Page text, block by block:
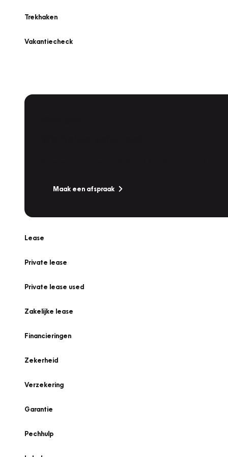
Trekhaken
Vakantiecheck
Maak een afspraak
Lease
Private lease
Private lease used
Zakelijke lease
Financieringen
Zekerheid
Verzekering
Garantie
Pechhulp